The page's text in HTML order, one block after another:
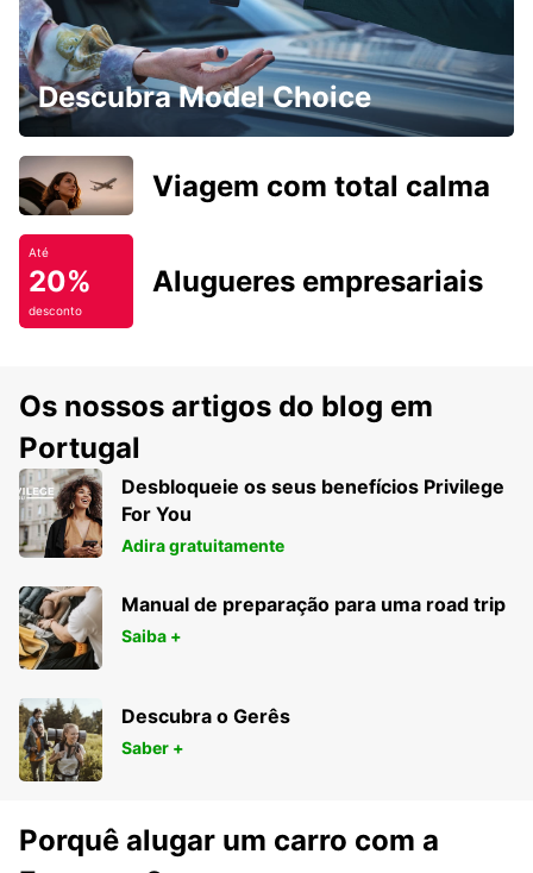
Descubra Model Choice
Viagem com total calma
Até
20%
desconto
Alugueres empresariais
Os nossos artigos do blog em
Portugal
Desbloqueie os seus benefícios Privilege
For You
Adira gratuitamente
Manual de preparação para uma road trip
Saiba +
Descubra o Gerês
Saber +
Porquê alugar um carro com a